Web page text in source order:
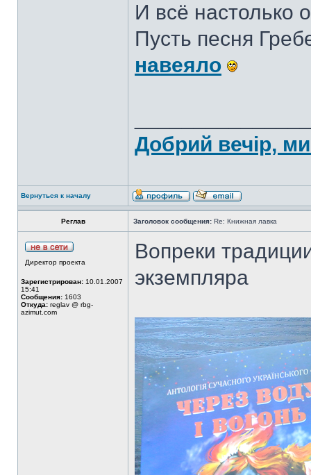
И всё настолько
Пусть песня
навеяло
Добрий вечір,
Вернуться к началу
Реглав Заголовок сообщения: Re: Книжная лавка
Директор проекта
Зарегистрирован: 10.01.2007
15:41
Сообщения: 1603
Откуда: reglav @ rbg-
azimut.com
Вопреки
экземпляра